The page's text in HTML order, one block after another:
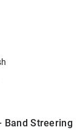
Band Streering